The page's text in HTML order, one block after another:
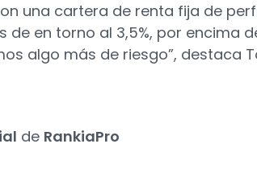
una cartera de renta fija de
de en torno al 3,5%, por encima
algo más de riesgo”, destaca
de RankiaPro